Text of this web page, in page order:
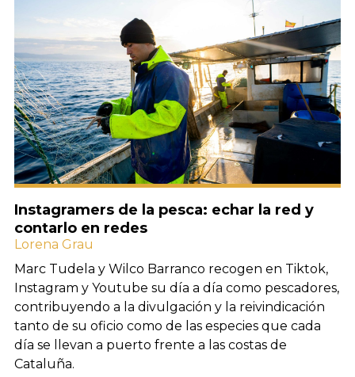
Instagramers de la pesca: echar la red y
contarlo en redes
Lorena Grau
Marc Tudela y Wilco Barranco recogen en Tiktok,
Instagram y Youtube su día a día como pescadores,
contribuyendo a la divulgación y la reivindicación
tanto de su oficio como de las especies que cada
día se llevan a puerto frente a las costas de
Cataluña.